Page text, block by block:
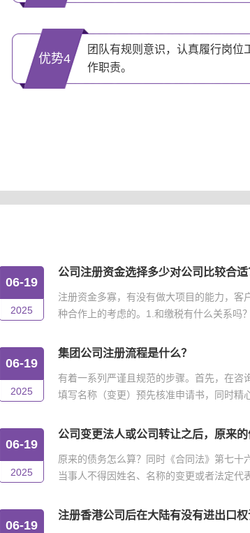
优势4
团队有规则意识，认真履行岗位
作职责。
06-19
2025
公司注册资金选择多少对公司比较合适
注册资金多寡，有没有做大项目的能力，客
种合作上的考虑的。1.和缴税有什么关系吗
06-19
2025
集团公司注册流程是什么？
有着一系列严谨且规范的步骤。首先，在咨
填写名称（变更）预先核准申请书，同时精
06-19
2025
公司变更法人或公司转让之后，原来的
原来的债务怎么算？同时《合同法》第七十
当事人不得因姓名、名称的变更或者法定代
06-19
注册香港公司后在大陆有没有进出口